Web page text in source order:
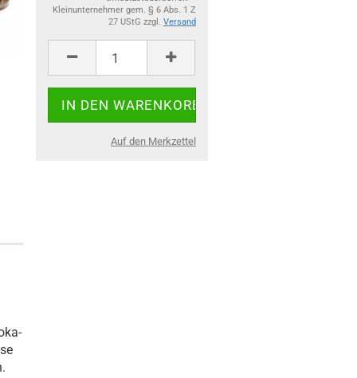
Kleinunternehmer gem. § 6 Abs. 1 Z
27 UStG zzgl. Versand
Auf den Merkzettel